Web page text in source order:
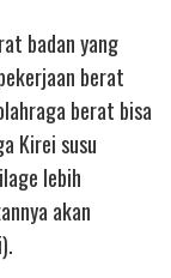
badan yang
berat
berat bisa
Kirei susu
lebih
akan